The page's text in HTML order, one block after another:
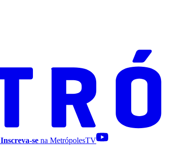
Inscreva-se na MetrópolesTV